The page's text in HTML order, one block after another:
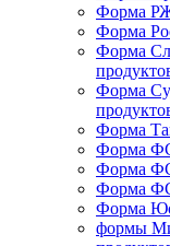
Форма
Форма
Форма
Форма
Форма
Форма
Форма
Форма
Форма
формы